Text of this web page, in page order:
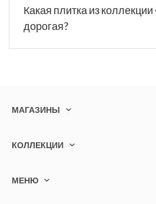
Какая плитка из
дорогая?
МАГАЗИНЫ
КОЛЛЕКЦИИ
МЕНЮ